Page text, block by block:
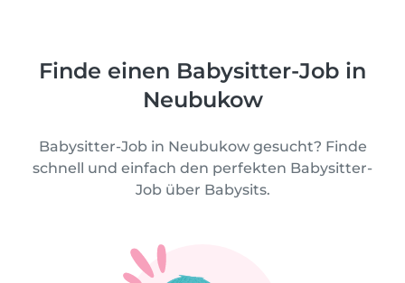
Finde einen Babysitter-Job in
Neubukow
Babysitter-Job in Neubukow gesucht? Finde
schnell und einfach den perfekten Babysitter-
Job über Babysits.